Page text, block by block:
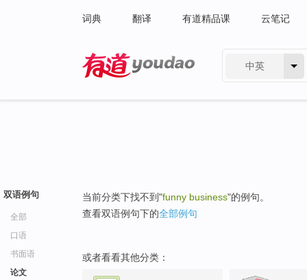
词典 翻译 有道精品课 云笔记
中英
双语例句
全部
口语
书面语
论文
当前分类下找不到"funny business"的例句。
查看双语例句下的全部例句
或者看看其他分类：